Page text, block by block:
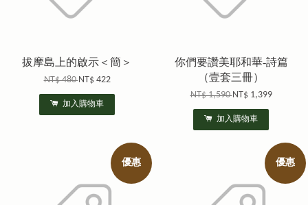
拔摩島上的啟示＜簡＞
NT$ 480NT$ 422
加入購物車
你們要讚美耶和華-詩篇
（壹套三冊）
NT$ 1,590NT$ 1,399
加入購物車
優惠 優惠